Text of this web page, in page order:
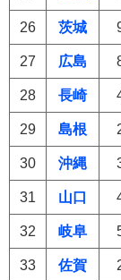
26 茨城
27 広島
28 長崎
29 島根
30 沖縄
31 山口
32 岐阜
33 佐賀